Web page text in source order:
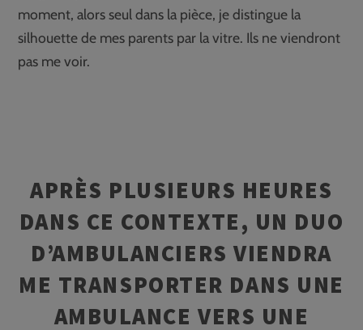
moment, alors seul dans la pièce, je distingue la
silhouette de mes parents par la vitre. Ils ne viendront
pas me voir.
APRÈS PLUSIEURS HEURES
DANS CE CONTEXTE, UN DUO
D’AMBULANCIERS VIENDRA
ME TRANSPORTER DANS UNE
AMBULANCE VERS UNE